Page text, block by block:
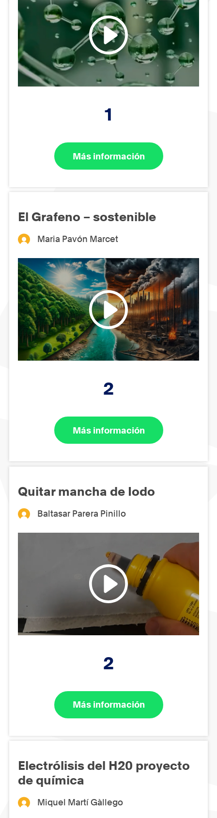
1
Más información
El Grafeno – sostenible
Maria Pavón Marcet
2
Más información
Quitar mancha de Iodo
Baltasar Parera Pinillo
2
Más información
Electrólisis del H20 proyecto
de química
Miquel Martí Gàllego